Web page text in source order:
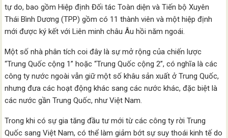
tự do, bao gồm Hiệp định Đối tác Toàn diện và Tiến bộ Xuyên
Thái Bình Dương (TPP) gồm có 11 thành viên và một hiệp định
mới được ký kết với Liên minh châu Âu hồi năm ngoái.
Một số nhà phân tích coi đây là sự mở rộng của chiến lược
“Trung Quốc cộng 1” hoặc “Trung Quốc cộng 2”, có nghĩa là các
công ty nước ngoài vẫn giữ một số khâu sản xuất ở Trung Quốc,
nhưng đưa các hoạt động khác sang các nước khác, đặc biệt là
các nước gần Trung Quốc, như Việt Nam.
Trong khi có sự gia tăng đầu tư mới từ các công ty rời Trung
Quốc sang Việt Nam, có thể làm giảm bớt sự suy thoái kinh tế do